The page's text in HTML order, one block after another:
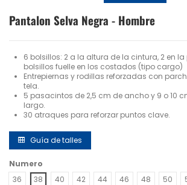
Pantalon Selva Negra - Hombre
6 bolsillos: 2 a la altura de la cintura, 2 en la
bolsillos fuelle en los costados (tipo cargo)
Entrepiernas y rodillas reforzadas con
tela.
5 pasacintos de 2,5 cm de ancho y 9 o 10
largo.
30 atraques para reforzar puntos clave.
Guía de talles
Numero
36
38 40 42 44 46 48 50